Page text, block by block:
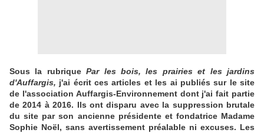
Sous la rubriquePar les bois, les prairies et les jardins
d'Auffargis, j'ai écrit ces articles et les ai publiés sur le site
de l'association Auffargis-Environnement dont j'ai fait partie
de 2014 à 2016. Ils ont disparu avec la suppression brutale
du site par son ancienne présidente et fondatrice Madame
Sophie Noël, sans avertissement préalable ni excuses. Les